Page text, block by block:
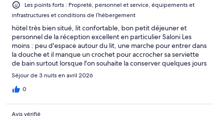
Les points forts : Propreté, personnel et service, équipements et
infrastructures et conditions de l’hébergement
hötel très bien situé, lit confortable, bon petit déjeuner et
personnel de la réception excellent en particulier Saloni Les
moins : peu d'espace autour du lit, une marche pour entrer dans
la douche et il manque un crochet pour accrocher sa serviette
de bain surtout lorsque l'on souhaite la conserver quelques jours
pour être "green " je reviendrai
Séjour de 3 nuits en avril 2026
0
Avis vérifié